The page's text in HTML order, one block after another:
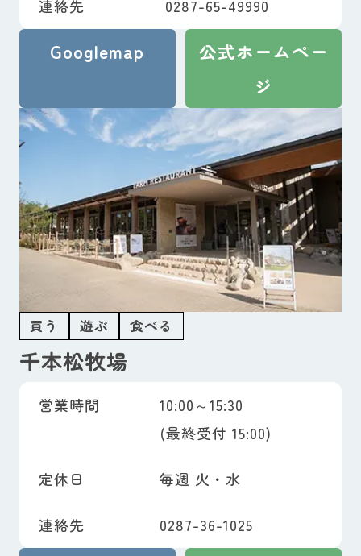
連絡先 0287-65-49990
Googlemap
公式ホームペー
ジ
買う 遊ぶ 食べる
千本松牧場
営業時間
10:00～15:30
(最終受付 15:00)
定休日 毎週 火・水
連絡先 0287-36-1025